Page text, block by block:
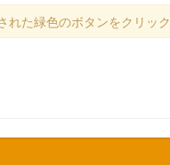
れた緑色のボタンをクリック